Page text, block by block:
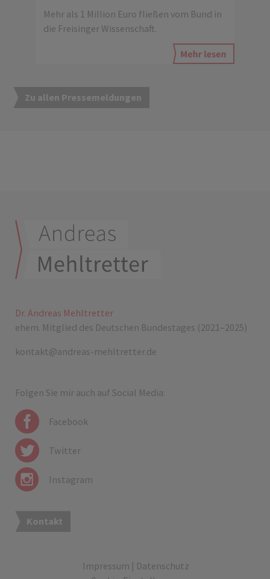
Mehr als 1 Million Euro fließen vom Bund in
die Freisinger Wissenschaft.
Zu allen Pressemeldungen
Dr. Andreas Mehltretter
ehem. Mitglied des Deutschen Bundestages (2021–2025)
kontakt@andreas-mehltretter.de
Folgen Sie mir auch auf Social Media:
Facebook
Twitter
Instagram
Kontakt
Impressum | Datenschutz